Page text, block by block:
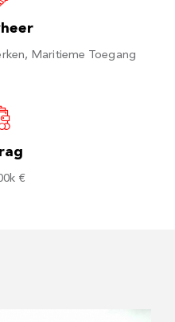
Maritieme Toegang
€